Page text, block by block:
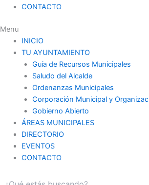
CONTACTO
Menu
INICIO
TU AYUNTAMIENTO
Guía de Recursos Municipales
Saludo del Alcalde
Ordenanzas Municipales
Corporación Municipal y
Gobierno Abierto
ÁREAS MUNICIPALES
DIRECTORIO
EVENTOS
CONTACTO